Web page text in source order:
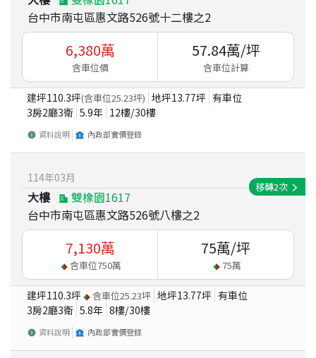
台中市南屯區惠文路526號十二樓之2
6,380萬
含車位價
57.84萬/坪
含車位計算
建坪110.3坪(含車位25.23坪) 地坪13.77坪 有車位
3房2廳3衛 5.9年 12樓/30樓
資料說明 內政部實價登錄
114年03月
大樓
雙橡園1617
台中市南屯區惠文路526號八樓之2
移轉2次
7,130萬
含車位750萬
75萬/坪
75萬
建坪110.3坪 含車位25.23坪 地坪13.77坪 有車位
3房2廳3衛 5.8年 8樓/30樓
資料說明 內政部實價登錄